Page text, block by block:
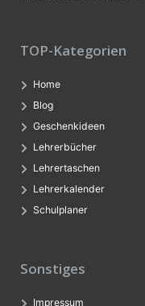
TOP-Kategorien
Home
Blog
Geschenkideen
Lehrerbücher
Lehrertaschen
Lehrerkalender
Schulplaner
Sonstiges
Impressum